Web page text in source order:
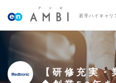
若手ハイキャリ
【研修充実・